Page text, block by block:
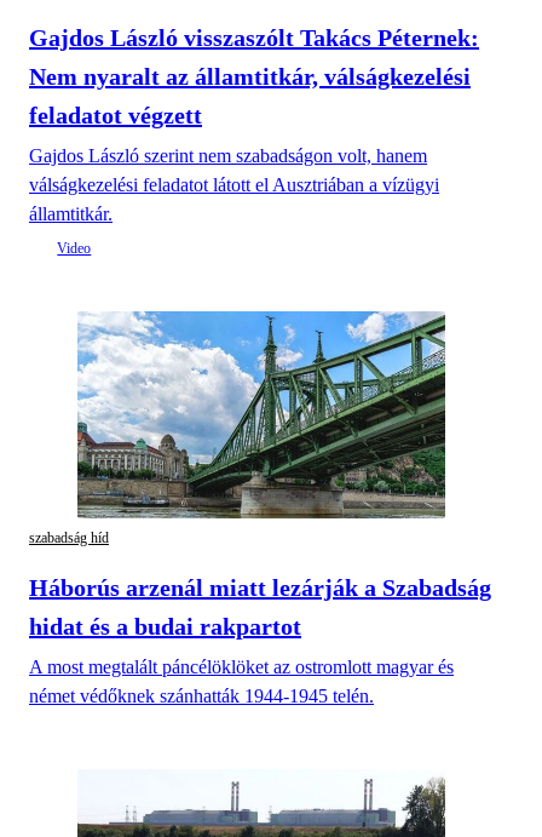
Gajdos László visszaszólt Takács Péternek:
Nem nyaralt az államtitkár, válságkezelési
feladatot végzett
Gajdos László szerint nem szabadságon volt, hanem
válságkezelési feladatot látott el Ausztriában a vízügyi
államtitkár.
szabadság híd
Háborús arzenál miatt lezárják a Szabadság
hidat és a budai rakpartot
A most megtalált páncélöklöket az ostromlott magyar és
német védőknek szánhatták 1944-1945 telén.